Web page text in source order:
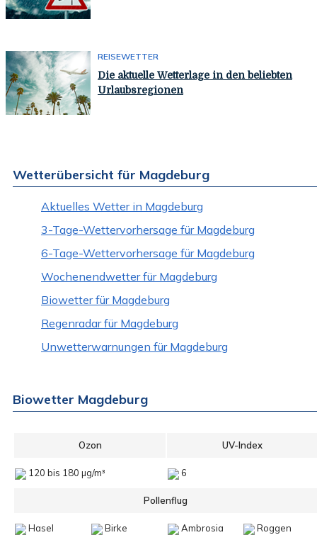
REISEWETTER
Die aktuelle Wetterlage in den beliebten
Urlaubsregionen
Wetterübersicht für Magdeburg
Aktuelles Wetter in Magdeburg
3-Tage-Wettervorhersage für Magdeburg
6-Tage-Wettervorhersage für Magdeburg
Wochenendwetter für Magdeburg
Biowetter für Magdeburg
Regenradar für Magdeburg
Unwetterwarnungen für Magdeburg
Biowetter Magdeburg
Ozon UV-Index
120 bis 180 µg/m³ 6
Pollenflug
Hasel Birke Ambrosia Roggen